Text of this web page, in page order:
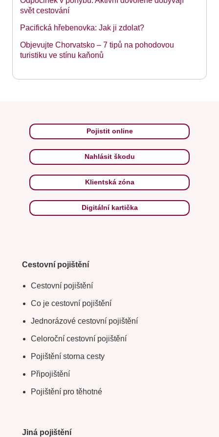
svět cestování
Pacifická hřebenovka: Jak ji zdolat?
Objevujte Chorvatsko – 7 tipů na pohodovou
turistiku ve stínu kaňonů
Pojistit online
Nahlásit škodu
Klientská zóna
Digitální kartička
Cestovní pojištění
Cestovní pojištění
Co je cestovní pojištění
Jednorázové cestovní pojištění
Celoroční cestovní pojištění
Pojištění storna cesty
Připojištění
Pojištění pro těhotné
Jiná pojištění